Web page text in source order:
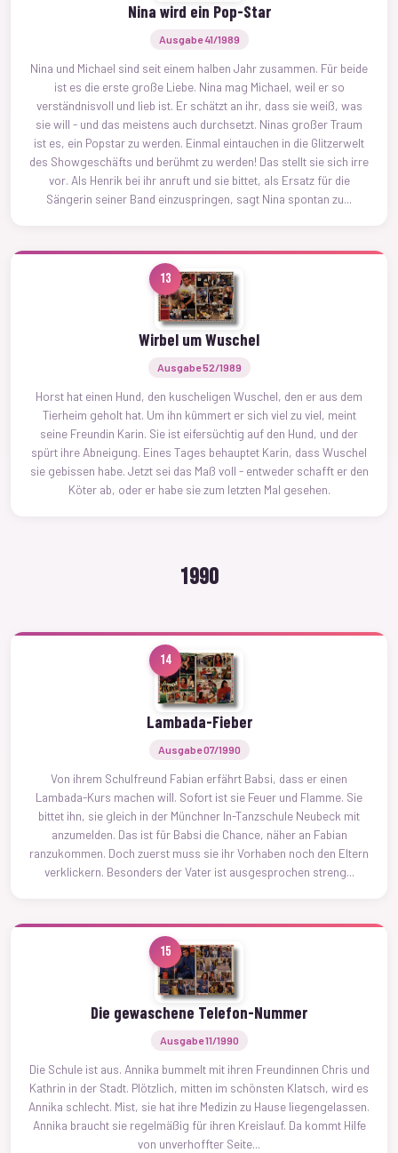
Nina wird ein Pop-Star
Ausgabe 41/1989
Nina und Michael sind seit einem halben Jahr zusammen. Für beide
ist es die erste große Liebe. Nina mag Michael, weil er so
verständnisvoll und lieb ist. Er schätzt an ihr, dass sie weiß, was
sie will - und das meistens auch durchsetzt. Ninas großer Traum
ist es, ein Popstar zu werden. Einmal eintauchen in die Glitzerwelt
des Showgeschäfts und berühmt zu werden! Das stellt sie sich irre
vor. Als Henrik bei ihr anruft und sie bittet, als Ersatz für die
Sängerin seiner Band einzuspringen, sagt Nina spontan zu...
13
Wirbel um Wuschel
Ausgabe 52/1989
Horst hat einen Hund, den kuscheligen Wuschel, den er aus dem
Tierheim geholt hat. Um ihn kümmert er sich viel zu viel, meint
seine Freundin Karin. Sie ist eifersüchtig auf den Hund, und der
spürt ihre Abneigung. Eines Tages behauptet Karin, dass Wuschel
sie gebissen habe. Jetzt sei das Maß voll - entweder schafft er den
Köter ab, oder er habe sie zum letzten Mal gesehen.
1990
14
Lambada-Fieber
Ausgabe 07/1990
Von ihrem Schulfreund Fabian erfährt Babsi, dass er einen
Lambada-Kurs machen will. Sofort ist sie Feuer und Flamme. Sie
bittet ihn, sie gleich in der Münchner In-Tanzschule Neubeck mit
anzumelden. Das ist für Babsi die Chance, näher an Fabian
ranzukommen. Doch zuerst muss sie ihr Vorhaben noch den Eltern
verklickern. Besonders der Vater ist ausgesprochen streng...
15
Die gewaschene Telefon-Nummer
Ausgabe 11/1990
Die Schule ist aus. Annika bummelt mit ihren Freundinnen Chris und
Kathrin in der Stadt. Plötzlich, mitten im schönsten Klatsch, wird es
Annika schlecht. Mist, sie hat ihre Medizin zu Hause liegengelassen.
Annika braucht sie regelmäßig für ihren Kreislauf. Da kommt Hilfe
von unverhoffter Seite...